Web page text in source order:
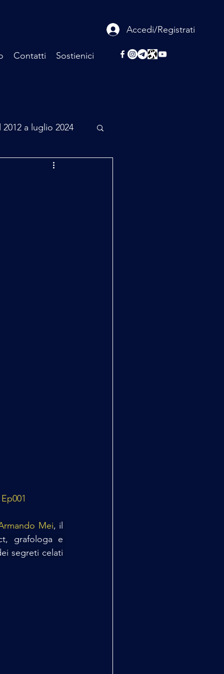
Accedi/Registrati
Contatti Sostienici
a luglio 2024
Mei, il
grafologa e
segreti celati